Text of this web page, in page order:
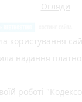
Огляди
користування
надання
роботі